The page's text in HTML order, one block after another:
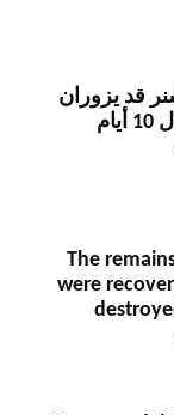
قد يزوران
The
were